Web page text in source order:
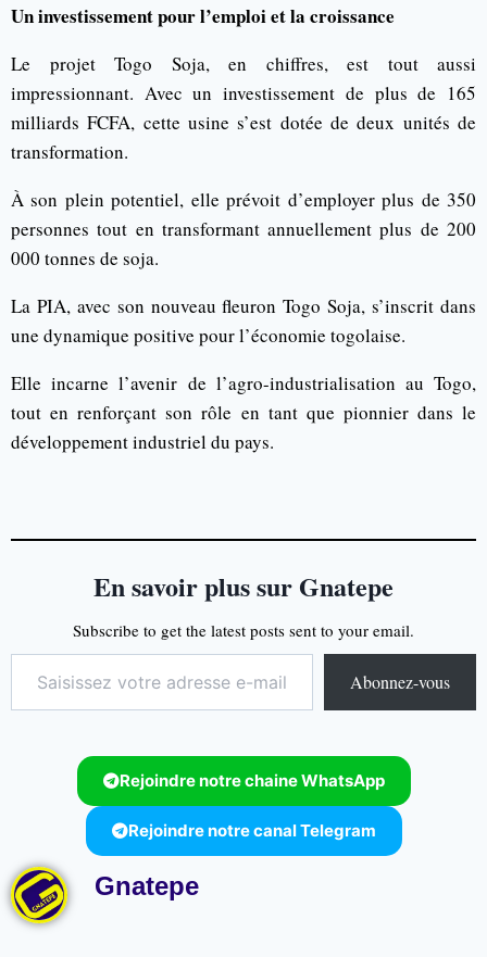
Un investissement pour l’emploi et la croissance
Le projet Togo Soja, en chiffres, est tout aussi
impressionnant. Avec un investissement de plus de 165
milliards FCFA, cette usine s’est dotée de deux unités de
transformation.
À son plein potentiel, elle prévoit d’employer plus de 350
personnes tout en transformant annuellement plus de 200
000 tonnes de soja.
La PIA, avec son nouveau fleuron Togo Soja, s’inscrit dans
une dynamique positive pour l’économie togolaise.
Elle incarne l’avenir de l’agro-industrialisation au Togo,
tout en renforçant son rôle en tant que pionnier dans le
développement industriel du pays.
En savoir plus sur Gnatepe
Subscribe to get the latest posts sent to your email.
Abonnez-vous
Rejoindre notre chaine WhatsApp
Rejoindre notre canal Telegram
Gnatepe